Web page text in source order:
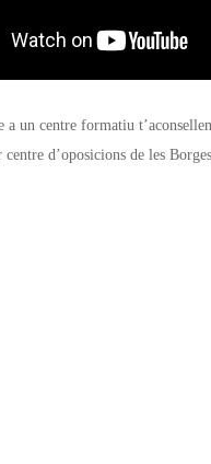
a un centre formatiu
d’oposicions de les